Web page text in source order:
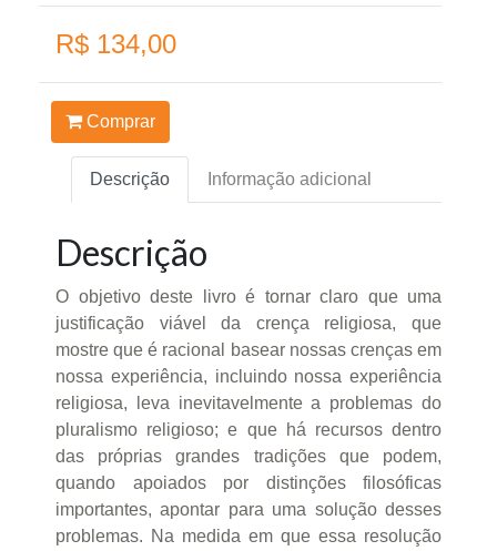
R$ 134,00
Comprar
Descrição Informação adicional
Descrição
O objetivo deste livro é tornar claro que uma
justificação viável da crença religiosa, que
mostre que é racional basear nossas crenças em
nossa experiência, incluindo nossa experiência
religiosa, leva inevitavelmente a problemas do
pluralismo religioso; e que há recursos dentro
das próprias grandes tradições que podem,
quando apoiados por distinções filosóficas
importantes, apontar para uma solução desses
problemas. Na medida em que essa resolução